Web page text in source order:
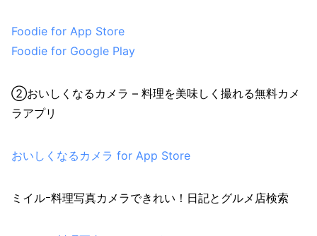
Foodie for App Store
Foodie for Google Play
②おいしくなるカメラ – 料理を美味しく撮れる無料カメ
ラアプリ
おいしくなるカメラ for App Store
ミイルｰ料理写真カメラできれい！日記とグルメ店検索